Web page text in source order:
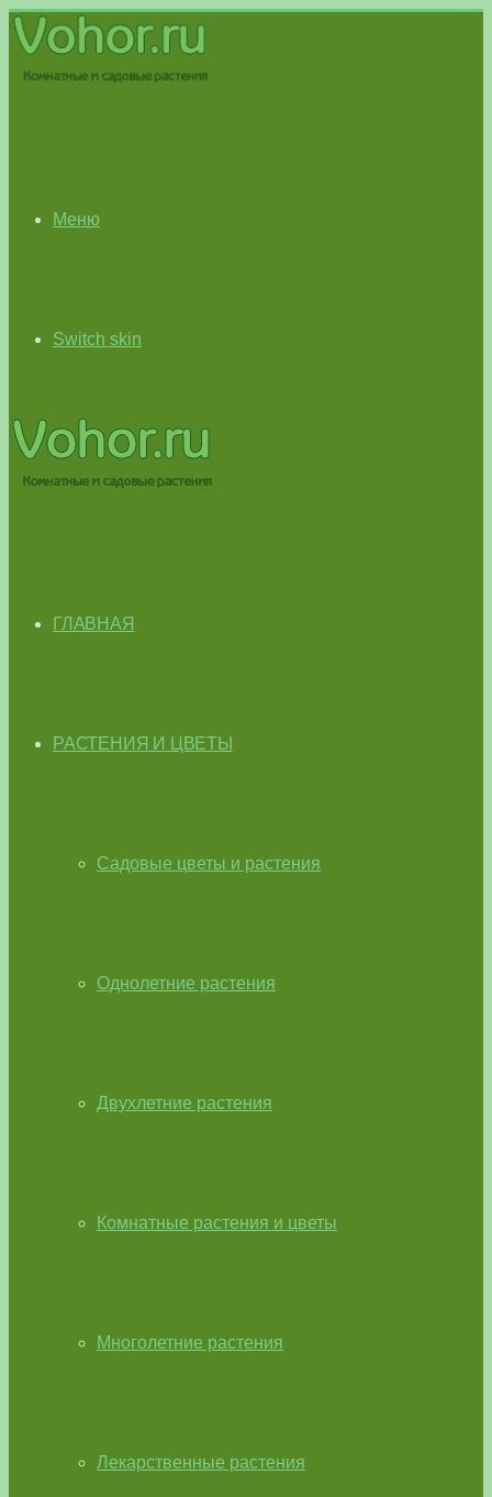
Меню
Switch skin
ГЛАВНАЯ
РАСТЕНИЯ И ЦВЕТЫ
Садовые цветы и растения
Однолетние растения
Двухлетние растения
Комнатные растения и цветы
Многолетние растения
Лекарственные растения